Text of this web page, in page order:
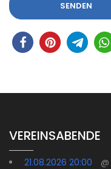
VEREINSABENDE
21.08.2026 20:00 @